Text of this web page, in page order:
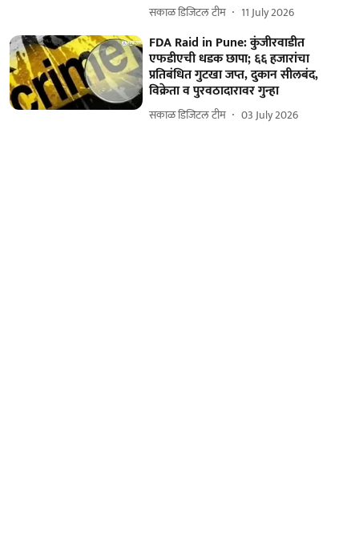
सकाळ डिजिटल टीम 11 July 2026
FDA Raid in Pune: कुंजीरवाडीत
एफडीएची धडक छापा; ६६ हजारांचा
प्रतिबंधित गुटखा जप्त, दुकान सीलबंद,
विक्रेता व पुरवठादारावर गुन्हा
सकाळ डिजिटल टीम 03 July 2026